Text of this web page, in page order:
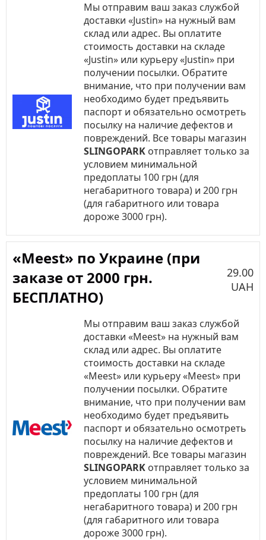
Мы отправим ваш заказ службой
доставки «Justin» на нужный вам
склад или адрес. Вы оплатите
стоимость доставки на складе
«Justin» или курьеру «Justin» при
получении посылки. Обратите
внимание, что при получении вам
необходимо будет предъявить
паспорт и обязательно осмотреть
посылку на наличие дефектов и
повреждений. Все товары магазин
SLINGOPARK отправляет только за
условием минимальной
предоплаты 100 грн (для
негабаритного товара) и 200 грн
(для габаритного или товара
дороже 3000 грн).
«Meest» по Украине (при
заказе от 2000 грн.
БЕСПЛАТНО)
29.00
UAH
Мы отправим ваш заказ службой
доставки «Meest» на нужный вам
склад или адрес. Вы оплатите
стоимость доставки на складе
«Meest» или курьеру «Meest» при
получении посылки. Обратите
внимание, что при получении вам
необходимо будет предъявить
паспорт и обязательно осмотреть
посылку на наличие дефектов и
повреждений. Все товары магазин
SLINGOPARK отправляет только за
условием минимальной
предоплаты 100 грн (для
негабаритного товара) и 200 грн
(для габаритного или товара
дороже 3000 грн).